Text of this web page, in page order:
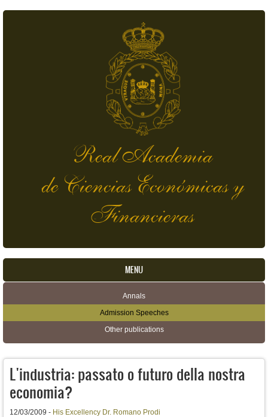
Real Academia
de Ciencias Económicas y
Financieras
MENU
Secondary menu
Annals
Admission Speeches
Other publications
L'industria: passato o futuro della nostra
economia?
12/03/2009 - His Excellency Dr. Romano Prodi